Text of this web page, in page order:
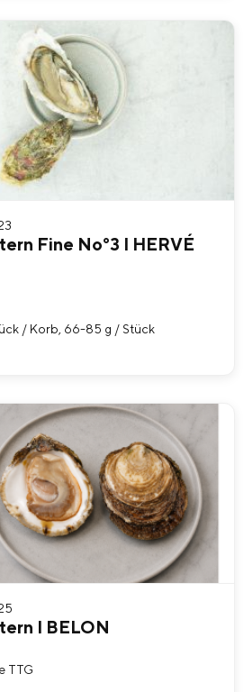
Fine No°3 I HERVÉ
/ Korb, 66-85 g / Stück
I BELON
TTG